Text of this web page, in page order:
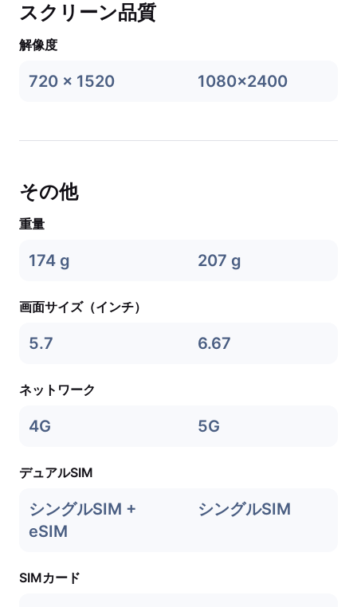
スクリーン品質
解像度
720 x 1520 1080x2400
その他
重量
174 g 207 g
画面サイズ（インチ）
5.7 6.67
ネットワーク
4G 5G
デュアルSIM
シングルSIM +
eSIM
シングルSIM
SIMカード